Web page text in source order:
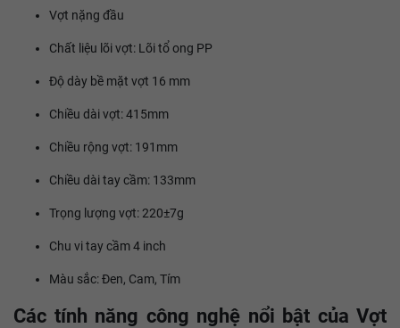
Vợt nặng đầu
Chất liệu lõi vợt: Lõi tổ ong PP
Độ dày bề mặt vợt 16 mm
Chiều dài vợt: 415mm
Chiều rộng vợt: 191mm
Chiều dài tay cầm: 133mm
Trọng lượng vợt: 220±7g
Chu vi tay cầm 4 inch
Màu sắc: Đen, Cam, Tím
Các tính năng công nghệ nổi bật của Vợt